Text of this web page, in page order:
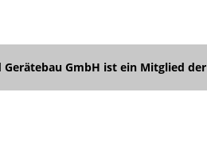
GmbH ist ein Mitglied der